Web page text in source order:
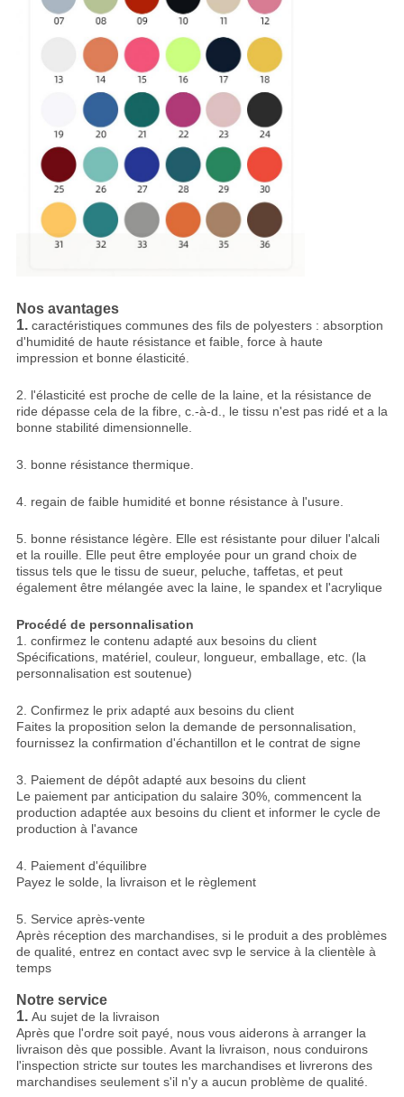
Nos avantages
1. caractéristiques communes des fils de polyesters : absorption
d'humidité de haute résistance et faible, force à haute
impression et bonne élasticité.
2. l'élasticité est proche de celle de la laine, et la résistance de
ride dépasse cela de la fibre, c.-à-d., le tissu n'est pas ridé et a la
bonne stabilité dimensionnelle.
3. bonne résistance thermique.
4. regain de faible humidité et bonne résistance à l'usure.
5. bonne résistance légère. Elle est résistante pour diluer l'alcali
et la rouille. Elle peut être employée pour un grand choix de
tissus tels que le tissu de sueur, peluche, taffetas, et peut
également être mélangée avec la laine, le spandex et l'acrylique
Procédé de personnalisation
1. confirmez le contenu adapté aux besoins du client
Spécifications, matériel, couleur, longueur, emballage, etc. (la
personnalisation est soutenue)
2. Confirmez le prix adapté aux besoins du client
Faites la proposition selon la demande de personnalisation,
fournissez la confirmation d'échantillon et le contrat de signe
3. Paiement de dépôt adapté aux besoins du client
Le paiement par anticipation du salaire 30%, commencent la
production adaptée aux besoins du client et informer le cycle de
production à l'avance
4. Paiement d'équilibre
Payez le solde, la livraison et le règlement
5. Service après-vente
Après réception des marchandises, si le produit a des problèmes
de qualité, entrez en contact avec svp le service à la clientèle à
temps
Notre service
1. Au sujet de la livraison
Après que l'ordre soit payé, nous vous aiderons à arranger la
livraison dès que possible. Avant la livraison, nous conduirons
l'inspection stricte sur toutes les marchandises et livrerons des
marchandises seulement s'il n'y a aucun problème de qualité.